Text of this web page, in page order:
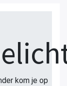
kom je op